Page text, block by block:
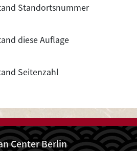
Standortsnummer
diese Auflage
Seitenzahl
Center Berlin